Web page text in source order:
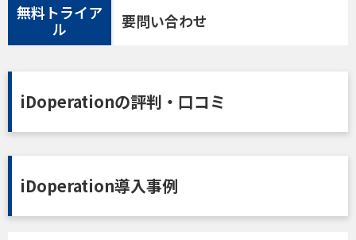
無料トライア
ル
要問い合わせ
iDoperationの評判・口コミ
iDoperation導入事例